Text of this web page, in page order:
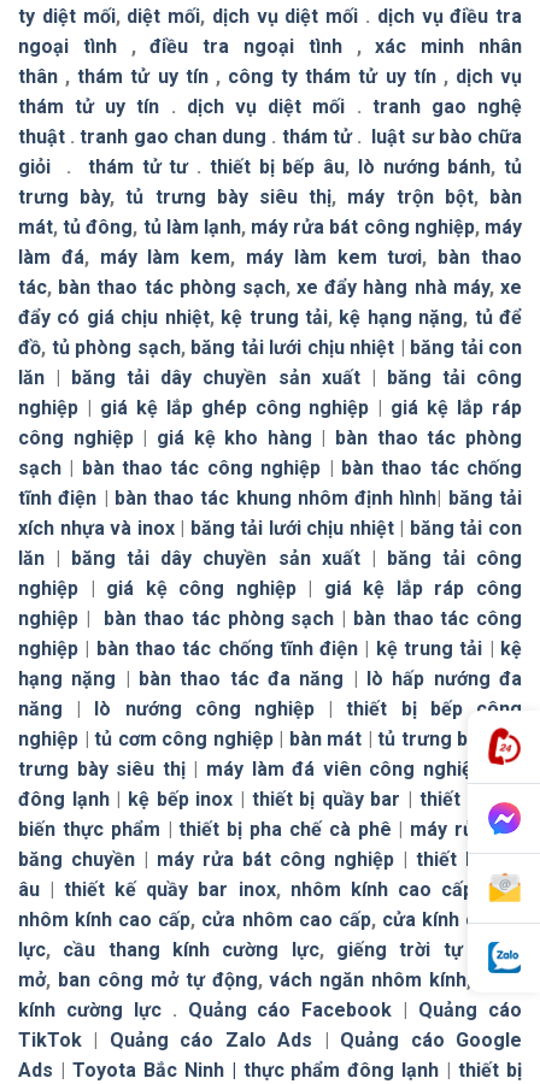
ty diệt mối, diệt mối, dịch vụ diệt mối . dịch vụ điều tra
ngoại tình,điều tra ngoại tình,xác minh nhân
thân ,thám tử uy tín, công ty thám tử uy tín, dịch vụ
thám tử uy tín . dịch vụ diệt mối . tranh gao nghệ
thuật .tranh gao chan dung . thám tử.
luật sư bào chữa
giỏi . thám tử tư. thiết bị bếp âu, lò nướng bánh,tủ
trưng bày,tủ trưng bày siêu thị, máy trộn bột,
bàn
mát,tủ đông, tủ làm lạnh, máy rửa bát công nghiệp, máy
làm đá, máy làm kem, máy làm kem tươi,
bàn thao
tác, bàn thao tác phòng sạch,xe đẩy hàng nhà máy,xe
đẩy có giá chịu nhiệt, kệ trung tải, kệ hạng nặng, tủ để
đồ, tủ phòng sạch, băng tải lưới chịu nhiệt
băng tải con
lăn
băng tải dây chuyền sản xuất|
băng tải công
nghiệp
giá kệ lắp ghép công nghiệp
giá kệ lắp ráp
công nghiệp| giá kệ kho hàng
bàn thao tác phòng
sạch
bàn thao tác công nghiệp
bàn thao tác chống
tĩnh điện
bàn thao tác khung nhôm định hình
băng tải
xích nhựa và inox| băng tải lưới chịu nhiệt|
băng tải con
lăn
băng tải dây chuyền sản xuất|
băng tải công
nghiệp
giá kệ công nghiệp| giá kệ lắp ráp công
nghiệp
bàn thao tác phòng sạch
bàn thao tác công
nghiệp
bàn thao tác chống tĩnh điện kệ trung tải
kệ
hạng nặng
bàn thao tác đa năng
lò hấp nướng đa
năng
lò nướng công nghiệp |thiết bị bếp công
nghiệp
tủ cơm công nghiệp| bàn mát tủ trưng bày |tủ
trưng bày siêu thị| máy làm đá viên công nghiệp |tủ
đông lạnh| kệ bếp inox thiết bị quầy bar
thiết bị chế
biến thực phẩm |thiết bị pha chế cà phê
máy rửa bát
băng chuyền
máy rửa bát công nghiệp
thiết bị bếp
âu |thiết kế quầy bar inox, nhôm kính cao cấp ,cửa
nhôm kính cao cấp, cửa nhôm cao cấp, cửa kính cường
lực, cầu thang kính cường lực, giếng trời tự đóng
mở, ban công mở tự động,vách ngăn nhôm kính,
vách
kính cường lực. Quảng cáo Facebook
Quảng cáo
TikTok
Quảng cáo Zalo Ads
Quảng cáo Google
Ads
Toyota Bắc Ninh | thực phẩm đông lạnh |thiết bị